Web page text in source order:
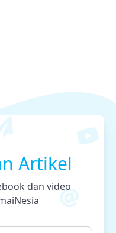
Artikel
dan video